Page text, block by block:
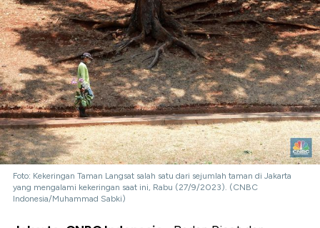
Foto: Kekeringan Taman Langsat salah satu dari sejumlah taman di Jakarta
yang mengalami kekeringan saat ini, Rabu (27/9/2023). (CNBC
Indonesia/Muhammad Sabki)